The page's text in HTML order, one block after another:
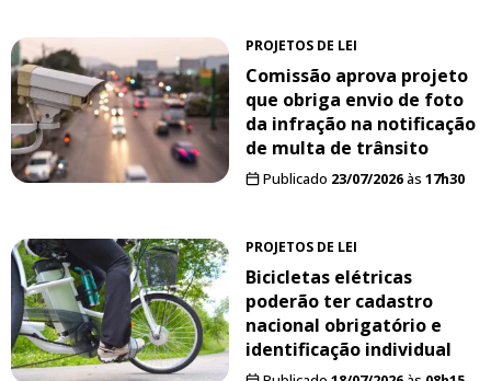
PROJETOS DE LEI
Comissão aprova projeto
que obriga envio de foto
da infração na notificação
de multa de trânsito
Publicado 23/07/2026às 17h30
PROJETOS DE LEI
Bicicletas elétricas
poderão ter cadastro
nacional obrigatório e
identificação individual